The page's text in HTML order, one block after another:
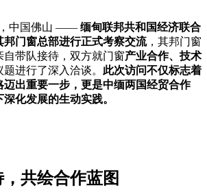
中国佛山 —— 缅甸联邦共和国经济联合
邦门窗总部进行正式考察交流，其邦门窗
带队接待，双方就门窗产业合作、技术
题进行了深入洽谈。 此次访问不仅标志着
迈出重要一步，更是中缅两国经贸合作
深化发展的生动实践。
共绘合作蓝图